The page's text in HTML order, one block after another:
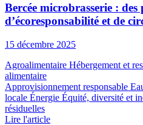
Bercée microbrasserie : des
d’écoresponsabilité et de
15 décembre 2025
Agroalimentaire Hébergement et
alimentaire
Approvisionnement responsable
locale Énergie Équité, diversité et
résiduelles
Lire l'article